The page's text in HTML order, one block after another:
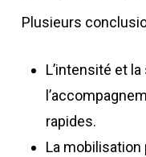
Plusieurs
L’intensité et
rapides.
La mobilisation